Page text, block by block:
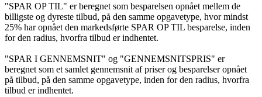
"SPAR OP TIL" er beregnet som besparelsen opnået mellem de
billigste og dyreste tilbud, på den samme opgavetype, hvor mindst
25% har opnået den markedsførte SPAR OP TIL besparelse, inden
for den radius, hvorfra tilbud er indhentet.
"SPAR I GENNEMSNIT" og "GENNEMSNITSPRIS" er
beregnet som et samlet gennemsnit af priser og besparelser opnået
på tilbud, på den samme opgavetype, inden for den radius, hvorfra
tilbud er indhentet.